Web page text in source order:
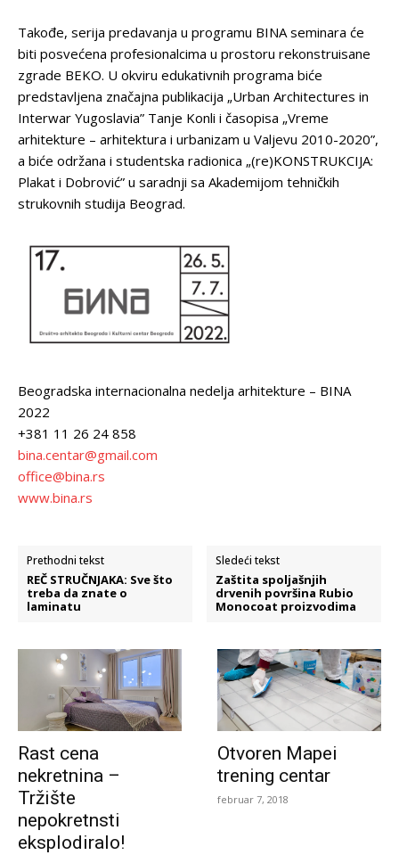
Takođe, serija predavanja u programu BINA seminara će
biti posvećena profesionalcima u prostoru rekonstruisane
zgrade BEKO. U okviru edukativnih programa biće
predstavljena značajna publikacija „Urban Architectures in
Interwar Yugoslavia” Tanje Konli i časopisa „Vreme
arhitekture – arhitektura i urbanizam u Valjevu 2010-2020”,
a biće održana i studentska radionica „(re)KONSTRUKCIJA:
Plakat i Dobrović” u saradnji sa Akademijom tehničkih
strukovnih studija Beograd.
Beogradska internacionalna nedelja arhitekture – BINA
2022
+381 11 26 24 858
bina.centar@gmail.com
office@bina.rs
www.bina.rs
Prethodni tekst
REČ STRUČNJAKA: Sve što
treba da znate o
laminatu
Sledeći tekst
Zaštita spoljašnjih
drvenih površina Rubio
Monocoat proizvodima
Rast cena
nekretnina –
Tržište
nepokretnsti
eksplodiralo!
Otvoren Mapei
trening centar
februar 7, 2018